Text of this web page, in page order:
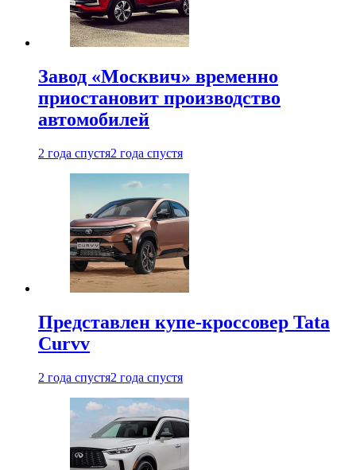
Завод «Москвич» временно
приостановит производство
автомобилей
2 года спустя2 года спустя
Представлен купе-кроссовер Tata
Curvv
2 года спустя2 года спустя